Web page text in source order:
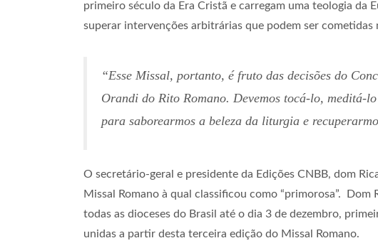
primeiro século da Era Cristã e carregam uma teologia da
superar intervenções arbitrárias que podem ser cometidas
“Esse Missal, portanto, é fruto das decisões do
Orandi do Rito Romano. Devemos tocá-lo, meditá-
para saborearmos a beleza da liturgia e
O secretário-geral e presidente da Edições CNBB, dom
Missal Romano à qual classificou como “primorosa”.
todas as dioceses do Brasil até o dia 3 de dezembro,
unidas a partir desta terceira edição do Missal Romano.